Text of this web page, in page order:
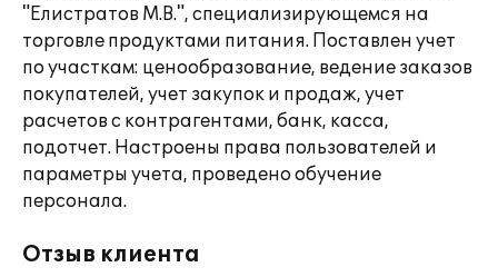
"Елистратов М.В.", специализирующемся на
торговле продуктами питания. Поставлен учет
по участкам: ценообразование, ведение заказов
покупателей, учет закупок и продаж, учет
расчетов с контрагентами, банк, касса,
подотчет. Настроены права пользователей и
параметры учета, проведено обучение
персонала.
Отзыв клиента